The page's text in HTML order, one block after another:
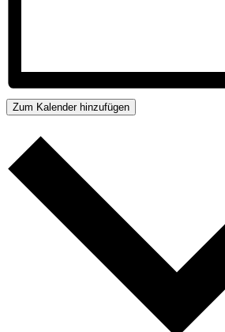
Zum Kalender hinzufügen